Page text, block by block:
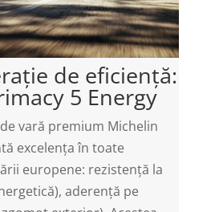
de eficiență:
5 Energy
vară premium Michelin
excelența în toate
europene: rezistență la
aderență pe